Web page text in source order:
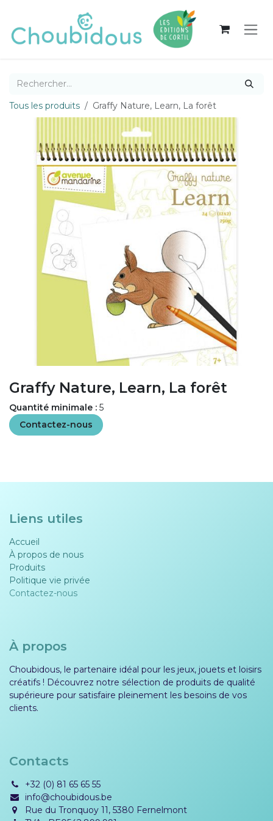
Tous les produits Graffy Nature, Learn, La forêt
Graffy Nature, Learn, La forêt
Quantité minimale : 5
Contactez-nous
Liens utiles
Accueil
À propos de nous
Produits
Politique vie privée​​
Contactez-nous
À propos
Choubidous, le partenaire idéal pour les jeux, jouets et loisirs
créatifs ! Découvrez notre sélection de produits de qualité
supérieure pour satisfaire pleinement les besoins de vos
clients.
Contacts
+32 (0) 81 65 65 55
info@choubidous.be
Rue du Tronquoy 11, 5380 Fernelmont